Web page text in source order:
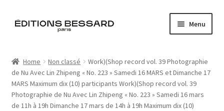
Skip
Skip
Menu
Books
Bespoke
Home Non classé
Work)(Shop record vol. 39 Photographie
de Nu Avec Lin Zhipeng « No. 223 » Samedi 16 MARS et Dimanche 17
MARS Maximum dix (10) participants Work)(Shop record vol. 39
Photographie de Nu Avec Lin Zhipeng « No. 223 » Samedi 16 mars
de 11h à 19h Dimanche 17 mars de 14h à 19h Maximum dix (10)